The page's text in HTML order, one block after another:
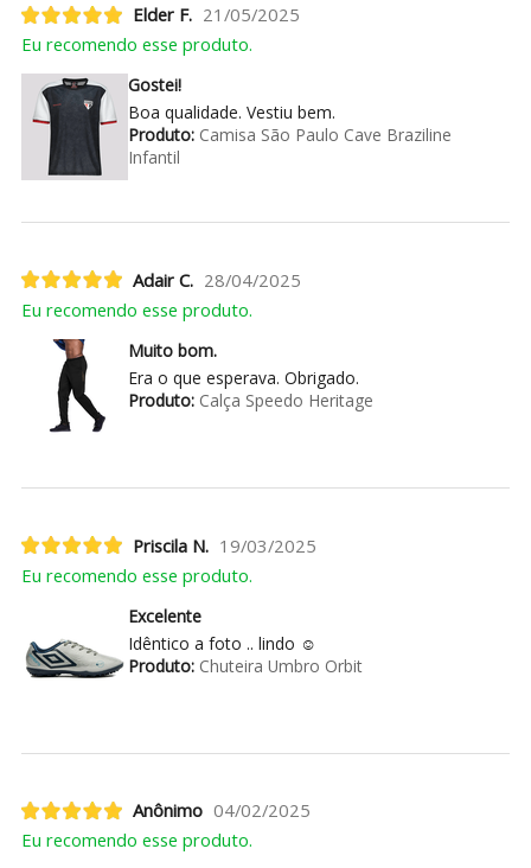
Elder F. 21/05/2025
Eu recomendo esse produto.
Gostei!
Boa qualidade. Vestiu bem.
Produto:Camisa São Paulo Cave Braziline
Infantil
Adair C. 28/04/2025
Eu recomendo esse produto.
Muito bom.
Era o que esperava. Obrigado.
Produto:Calça Speedo Heritage
Priscila N. 19/03/2025
Eu recomendo esse produto.
Excelente
Idêntico a foto .. lindo ☺️
Produto:Chuteira Umbro Orbit
Anônimo 04/02/2025
Eu recomendo esse produto.